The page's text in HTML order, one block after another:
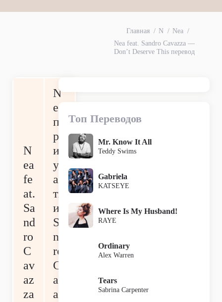
Главная N
Nea
Nea feat. Sandro Cavazza —
Don’t Deserve This перевод
N
ea
fe
at.
Sa
nd
ro
C
av
az
za
N
ea
п
р
и
уч
ас
ти
и
Sa
nd
ro
C
av
az
Топ Переводов
Mr. Know It All
Teddy Swims
Gabriela
KATSEYE
Where Is My Husband!
RAYE
Ordinary
Alex Warren
Tears
Sabrina Carpenter